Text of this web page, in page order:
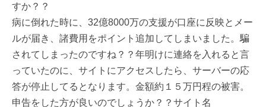
すか？？
病に倒れた時に、32億8000万の支援が口座に反映とメー
ルが届き、諸費用をポイント追加してしまいました。騙
されてしまったのですね？？年明けに連絡を入れると言
っていたのに、サイトにアクセスしたら、サーバーの応
答が停止してるとなります。金額約１５万円程の被害。
申告をした方が良いのでしょうか？？サイト名